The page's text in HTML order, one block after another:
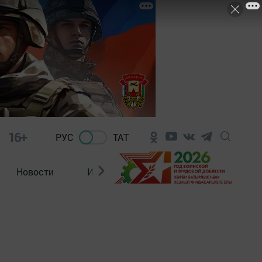
16+ РУС ТАТ
Новости Из зала суда